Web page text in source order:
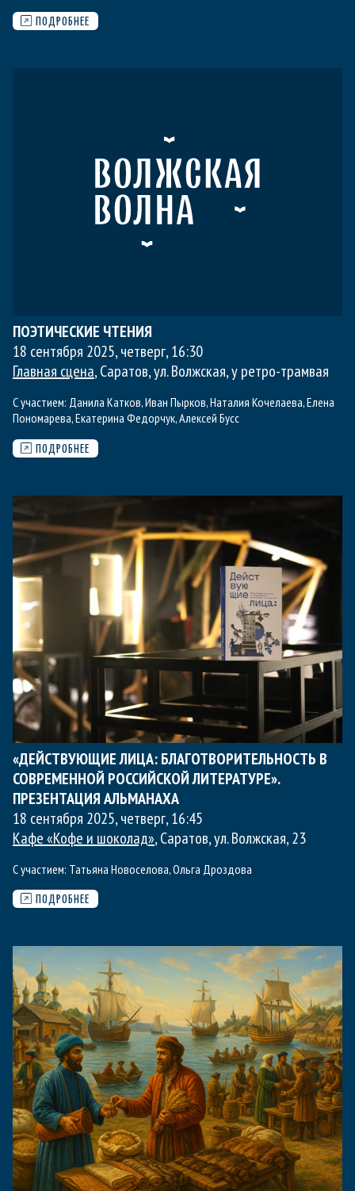
ПОДРОБНЕЕ
ПОЭТИЧЕСКИЕ ЧТЕНИЯ
18 сентября 2025, четверг,16:30
Главная сцена, Саратов, ул. Волжская, у ретро-трамвая
С участием: Данила Катков,Иван Пырков,Наталия Кочелаева,Елена
Пономарева,Екатерина Федорчук,Алексей Бусс
ПОДРОБНЕЕ
«ДЕЙСТВУЮЩИЕ ЛИЦА: БЛАГОТВОРИТЕЛЬНОСТЬ В
СОВРЕМЕННОЙ РОССИЙСКОЙ ЛИТЕРАТУРЕ».
ПРЕЗЕНТАЦИЯ АЛЬМАНАХА
18 сентября 2025, четверг,16:45
Кафе «Кофе и шоколад», Саратов, ул. Волжская, 23
С участием: Татьяна Новоселова,Ольга Дроздова
ПОДРОБНЕЕ